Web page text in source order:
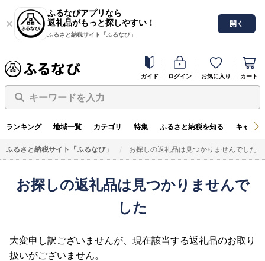
ふるなびアプリなら
返礼品がもっと探しやすい！
ふるさと納税サイト「ふるなび」
開く
ガイド ログイン お気に入り カート
キーワードを入力
ランキング 地域一覧 カテゴリ 特集 ふるさと納税を知る キャン
ふるさと納税サイト「ふるなび」 お探しの返礼品は見つかりませんでした
お探しの返礼品は見つかりませんで
した
大変申し訳ございませんが、現在該当する返礼品のお取り
扱いがございません。